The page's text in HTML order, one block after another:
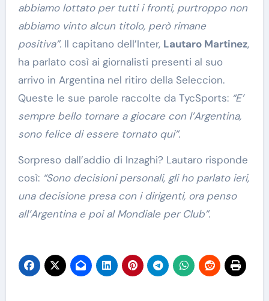
abbiamo lottato per tutti i fronti, purtroppo non
abbiamo vinto alcun titolo, però rimane
positiva”.Il capitano dell’Inter, Lautaro Martinez,
ha parlato così ai giornalisti presenti al suo
arrivo in Argentina nel ritiro della Seleccion.
Queste le sue parole raccolte da TycSports: “E’
sempre bello tornare a giocare con l’Argentina,
sono felice di essere tornato qui”.
Sorpreso dall’addio di Inzaghi? Lautaro risponde
così:“Sono decisioni personali, gli ho parlato ieri,
una decisione presa con i dirigenti, ora penso
all’Argentina e poi al Mondiale per Club”.